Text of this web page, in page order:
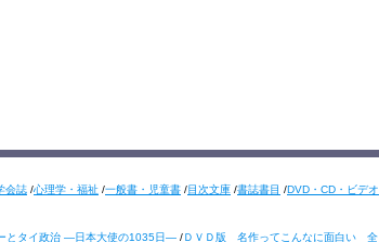
会誌 /心理学・福祉 /一般書・児童書 /目次文庫 /書誌書目 /DVD・CD・ビデオ
とタイ政治 ―日本大使の1035日― /ＤＶＤ版 名作ってこんなに面白い 全